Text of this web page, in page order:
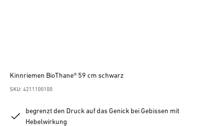
Kinnriemen BioThane® 59 cm schwarz
SKU: 4211100100
begrenzt den Druck auf das Genick bei Gebissen mit
Hebelwirkung